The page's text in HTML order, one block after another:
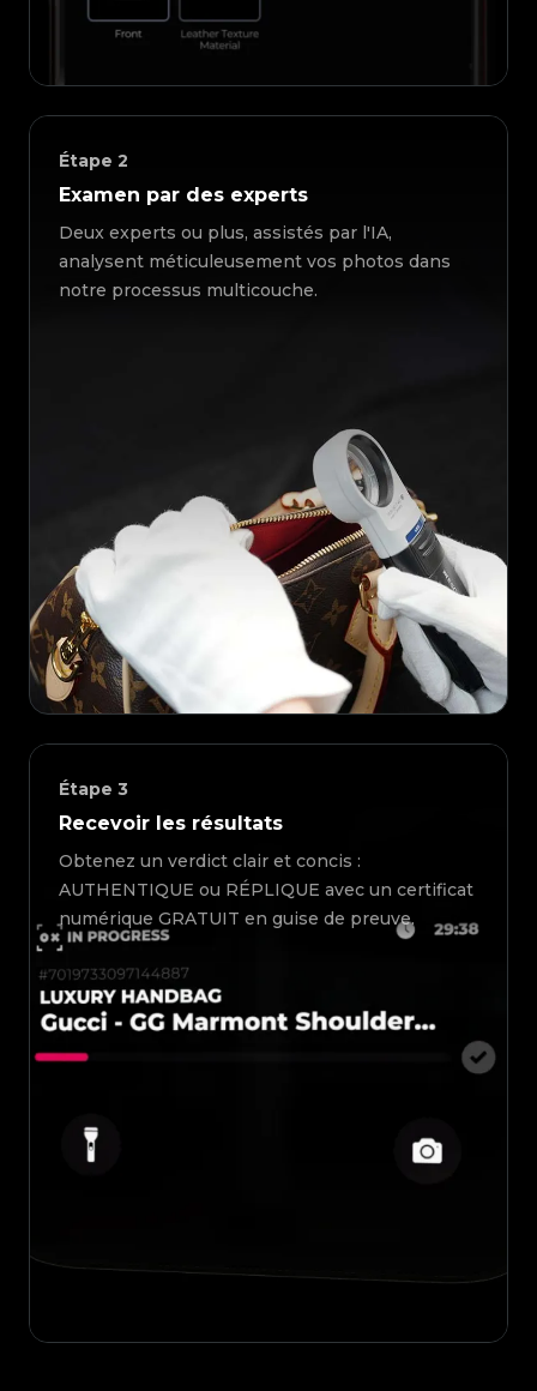
Étape 2
Examen par des experts
Deux experts ou plus, assistés par l'IA,
analysent méticuleusement vos photos dans
notre processus multicouche.
Étape 3
Recevoir les résultats
Obtenez un verdict clair et concis :
AUTHENTIQUE ou RÉPLIQUE avec un certificat
numérique GRATUIT en guise de preuve.